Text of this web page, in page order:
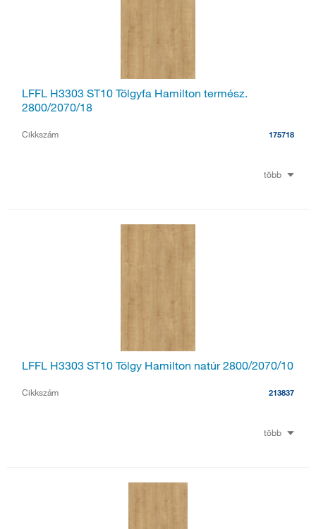
LFFL H3303 ST10 Tölgyfa Hamilton termész.
2800/2070/18
Cikkszám 175718
több
LFFL H3303 ST10 Tölgy Hamilton natúr 2800/2070/10
Cikkszám 213837
több